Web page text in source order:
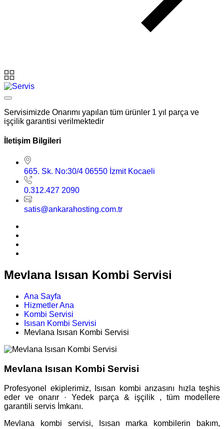
Servisimizde Onarımı yapılan tüm ürünler 1 yıl parça ve
işçilik garantisi verilmektedir
İletişim Bilgileri
665. Sk. No:30/4 06550 İzmit Kocaeli
0.312.427 2090
satis@ankarahosting.com.tr
Mevlana Isısan Kombi Servisi
Ana Sayfa
Hizmetler Ana
Kombi Servisi
Isısan Kombi Servisi
Mevlana Isısan Kombi Servisi
Mevlana Isısan Kombi Servisi
Profesyonel ekiplerimiz, Isısan kombi arızasını hızla teşhis
eder ve onarır · Yedek parça & işçilik , tüm modellere
garantili servis İmkanı.
Mevlana kombi servisi, Isısan marka kombilerin bakım,